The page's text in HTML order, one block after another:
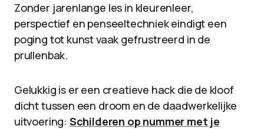
Zonder jarenlange les in kleurenleer,
perspectief en penseeltechniek eindigt een
poging tot kunst vaak gefrustreerd in de
prullenbak.
Gelukkig is er een creatieve hack die de kloof
dicht tussen een droom en de daadwerkelijke
uitvoering: Schilderen op nummer met je